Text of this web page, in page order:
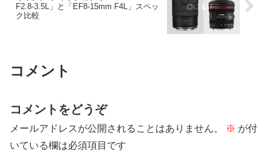
F2.8-3.5L」と「EF8-15mm F4L」スペッ
ク比較
コメント
コメントをどうぞ
メールアドレスが公開されることはありません。 ※ が付
いている欄は必須項目です